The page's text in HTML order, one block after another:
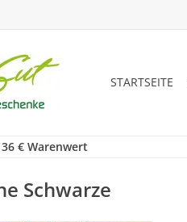
STARTSEITE
€ Warenwert
Schwarze